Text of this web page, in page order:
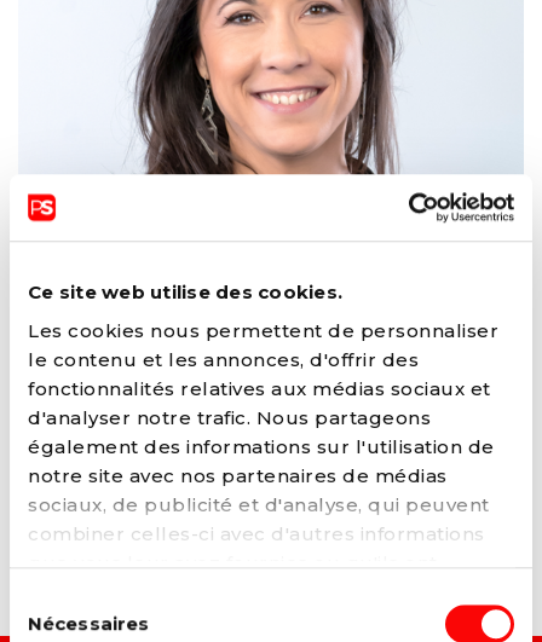
Ce site web utilise des cookies.
Les cookies nous permettent de personnaliser
le contenu et les annonces, d'offrir des
fonctionnalités relatives aux médias sociaux et
d'analyser notre trafic. Nous partageons
également des informations sur l'utilisation de
notre site avec nos partenaires de médias
sociaux, de publicité et d'analyse, qui peuvent
combiner celles-ci avec d'autres informations
services. Vous pouvez à tout moment modifier
duNécessaires
STÉPHANIE WILMET
Directrice
ARTICLES LIÉS